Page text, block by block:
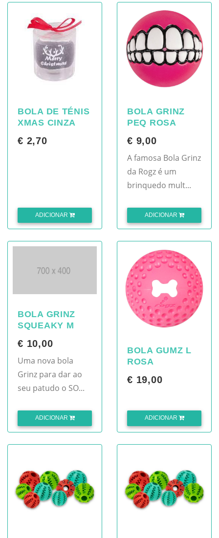
BOLA DE TÉNIS
XMAS CINZA
€ 2,70
ADICIONAR
BOLA GRINZ
PEQ ROSA
€ 9,00
A famosa Bola Grinz
da Rogz é um
brinquedo mult...
ADICIONAR
BOLA GRINZ
SQUEAKY M
€ 10,00
Uma nova bola
Grinz para dar ao
seu patudo o SO...
ADICIONAR
BOLA GUMZ L
ROSA
€ 19,00
ADICIONAR